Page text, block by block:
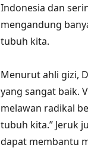
Indonesia dan
mengandung
tubuh kita.
Menurut ahli gizi,
yang sangat baik.
melawan radikal
tubuh kita.” Jeruk
dapat membantu